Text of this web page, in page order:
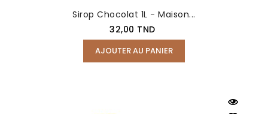
Sirop Chocolat 1L - Maison...
Prix
32,00 TND
AJOUTER AU PANIER